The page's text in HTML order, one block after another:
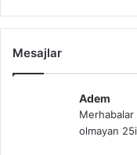
Mesajlar
Adem
olmayan